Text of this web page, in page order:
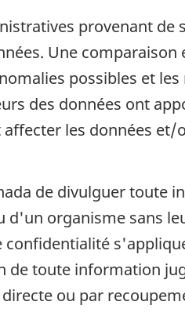
provenant de
Une
possibles et
des données ont
les données
de divulguer
organisme sans
confidentialité
de toute information
ou par